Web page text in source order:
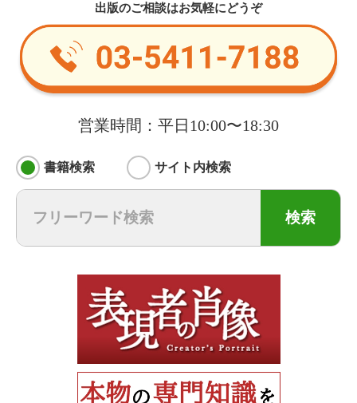
出版のご相談はお気軽にどうぞ
営業時間：平日10:00〜18:30
書籍検索 サイト内検索
検索